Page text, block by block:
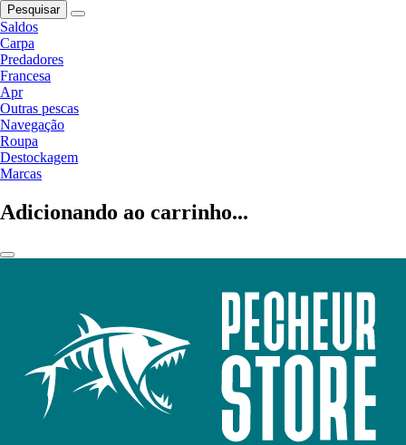
Pesquisar
Saldos
Carpa
Predadores
Francesa
Apr
Outras pescas
Navegação
Roupa
Destockagem
Marcas
Adicionando ao carrinho...